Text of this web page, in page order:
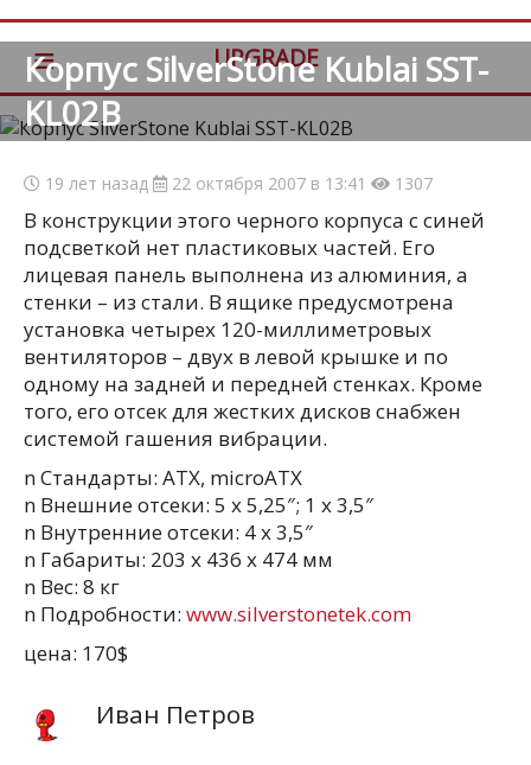
≡ UPGRADE
Корпус SilverStone Kublai SST-
KL02B
19 лет назад 22 октября 2007 в 13:41 1307
В конструкции этого черного корпуса с синей
подсветкой нет пластиковых частей. Его
лицевая панель выполнена из алюминия, а
стенки – из стали. В ящике предусмотрена
установка четырех 120-миллиметровых
вентиляторов – двух в левой крышке и по
одному на задней и передней стенках. Кроме
того, его отсек для жестких дисков снабжен
системой гашения вибрации.
n Стандарты: ATX, microATX
n Внешние отсеки: 5 х 5,25″; 1 x 3,5″
n Внутренние отсеки: 4 x 3,5″
n Габариты: 203 x 436 x 474 мм
n Вес: 8 кг
n Подробности: www.silverstonetek.com
цена: 170$
Иван Петров